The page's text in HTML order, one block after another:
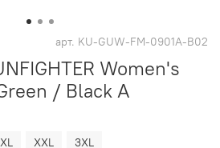
арт. KU-GUW-FM-0901A-B02
Women's
/ Black A
XL XXL 3XL